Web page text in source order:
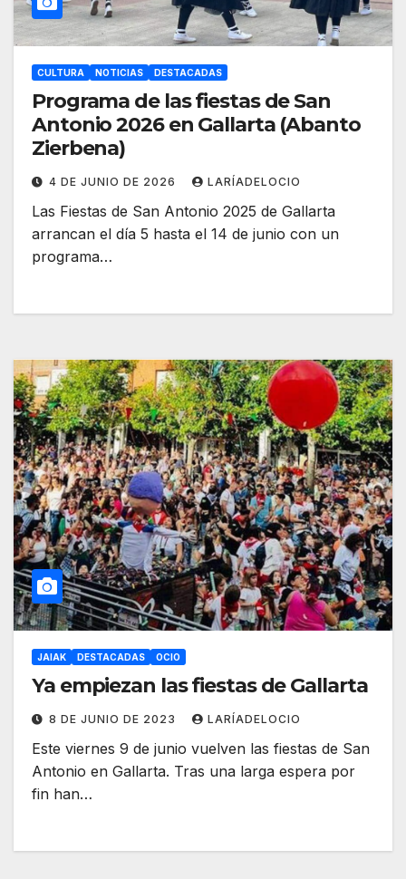
CULTURA NOTICIAS DESTACADAS
Programa de las fiestas de San
Antonio 2026 en Gallarta (Abanto
Zierbena)
4 DE JUNIO DE 2026 LARÍADELOCIO
Las Fiestas de San Antonio 2025 de Gallarta
arrancan el día 5 hasta el 14 de junio con un
programa…
JAIAK DESTACADAS OCIO
Ya empiezan las fiestas de Gallarta
8 DE JUNIO DE 2023 LARÍADELOCIO
Este viernes 9 de junio vuelven las fiestas de San
Antonio en Gallarta. Tras una larga espera por
fin han…